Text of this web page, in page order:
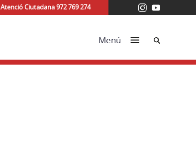
Atenció Ciutadana 972 769 274
Menú Cerca